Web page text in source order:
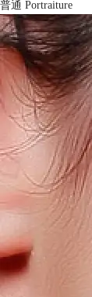
普通 Portraiture